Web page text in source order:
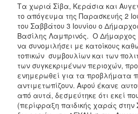
ΠΟΛΗΤα χωριά Σίβα, Κεράσια και
το απόγευμα της Παρασκευής 2
του Σαββάτου 3 Ιουνίου ο
Βασίλης Λαμπρινός. Ο Δήμαρχος
να συνομιλήσει με κατοίκους
τοπικών συμβουλίων και των
των συγκεκριμένων περιοχών,
ενημερωθεί για τα προβλήματα
αντιμετωπίζουν. Αφού έκανε
από αυτά, δεσμεύτηκε ότι εκεί
(περίφραξη παιδικής χαράς στην